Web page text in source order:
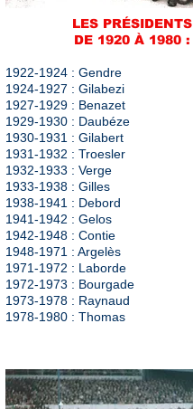
LES PRÉSIDENTS
DE 1920 À 1980 :
1922-1924 : Gendre
1924-1927 : Gilabezi
1927-1929 : Benazet
1929-1930 : Daubéze
1930-1931 : Gilabert
1931-1932 : Troesler
1932-1933 : Verge
1933-1938 : Gilles
1938-1941 : Debord
1941-1942 : Gelos
1942-1948 : Contie
1948-1971 : Argelès
1971-1972 : Laborde
1972-1973 : Bourgade
1973-1978 : Raynaud
1978-1980 : Thomas